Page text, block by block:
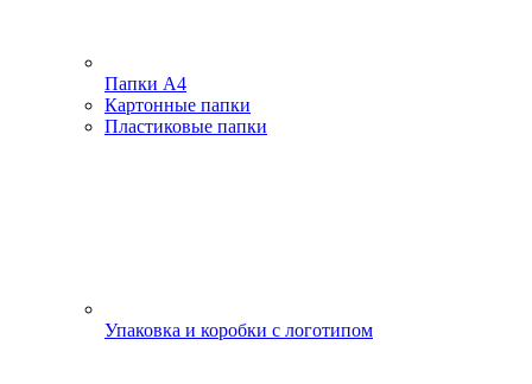
Папки А4
Картонные папки
Пластиковые папки
Упаковка и коробки с логотипом